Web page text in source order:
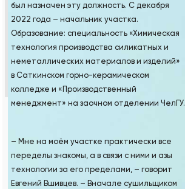
– Мне на моём участке практически все
переделы знакомы, а в связи с ними и азы
технологии за его пределами, – говорит
Евгений Вшивцев. – Вначале сушильщиком
был назначен эту должность. С декабря
2022 года – начальник участка.
Образование: специальность «Химическая
технология производства силикатных и
неметаллических материалов и изделий»
в Саткинском горно-керамическом
колледже и «Производственный
менеджмент» на заочном отделении ЧелГУ.